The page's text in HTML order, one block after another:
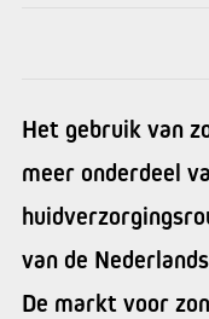
Het gebruik van
meer onderdeel
van de
De markt voor